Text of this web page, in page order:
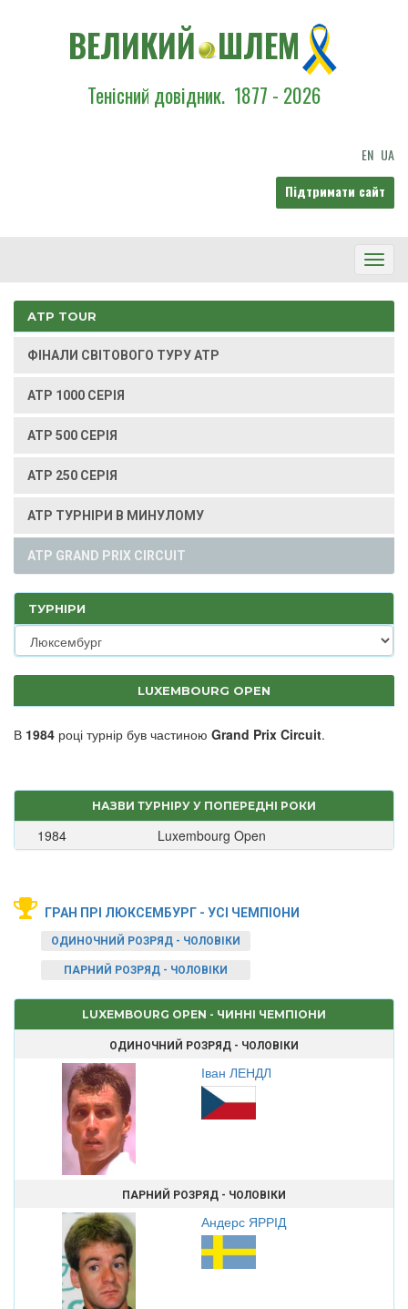
ВЕЛИКИЙ ШЛЕМ
Тенісний довідник. 1877 - 2026
EN UA
Підтримати сайт
ATP TOUR
ФІНАЛИ СВІТОВОГО ТУРУ ATP
ATP 1000 СЕРІЯ
ATP 500 СЕРІЯ
ATP 250 СЕРІЯ
ATP ТУРНІРИ В МИНУЛОМУ
ATP GRAND PRIX CIRCUIT
ТУРНІРИ
LUXEMBOURG OPEN
В 1984 році турнір був частиною Grand Prix Circuit.
НАЗВИ ТУРНІРУ У ПОПЕРЕДНІ РОКИ
1984 Luxembourg Open
ГРАН ПРІ ЛЮКСЕМБУРГ - УСІ ЧЕМПІОНИ
ОДИНОЧНИЙ РОЗРЯД - ЧОЛОВІКИ
ПАРНИЙ РОЗРЯД - ЧОЛОВІКИ
LUXEMBOURG OPEN - ЧИННІ ЧЕМПІОНИ
ОДИНОЧНИЙ РОЗРЯД - ЧОЛОВІКИ
Іван ЛЕНДЛ
ПАРНИЙ РОЗРЯД - ЧОЛОВІКИ
Андерс ЯРРІД